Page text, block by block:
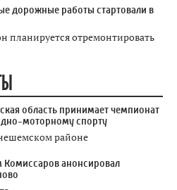
дорожные работы стартовали в
планируется отремонтировать
область принимает чемпионат
моторному спорту
районе
анонсировал